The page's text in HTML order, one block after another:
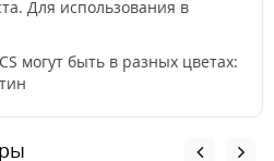
Для использования в
могут быть в разных цветах: